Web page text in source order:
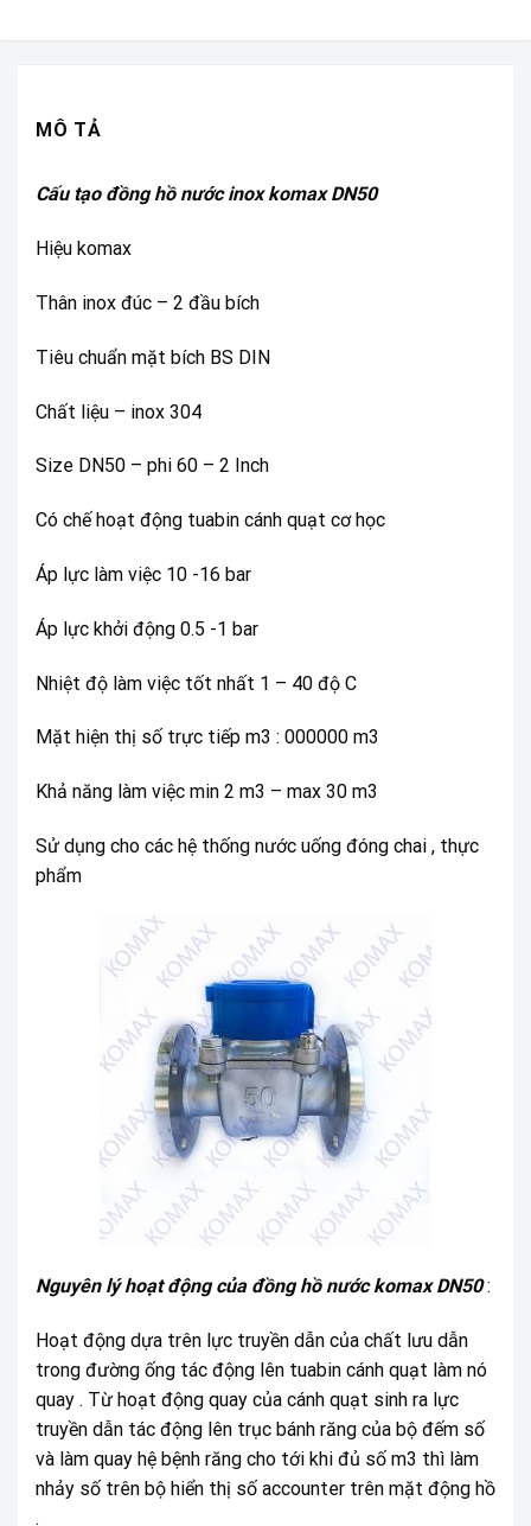
MÔ TẢ
Cấu tạo đồng hồ nước inox komax DN50
Hiệu komax
Thân inox đúc – 2 đầu bích
Tiêu chuẩn mặt bích BS DIN
Chất liệu – inox 304
Size DN50 – phi 60 – 2 Inch
Có chế hoạt động tuabin cánh quạt cơ học
Áp lực làm việc 10 -16 bar
Áp lực khởi động 0.5 -1 bar
Nhiệt độ làm việc tốt nhất 1 – 40 độ C
Mặt hiện thị số trực tiếp m3 : 000000 m3
Khả năng làm việc min 2 m3 – max 30 m3
Sử dụng cho các hệ thống nước uống đóng chai , thực
phẩm
Nguyên lý hoạt động của đồng hồ nước komax DN50 :
Hoạt động dựa trên lực truyền dẫn của chất lưu dẫn
trong đường ống tác động lên tuabin cánh quạt làm nó
quay . Từ hoạt động quay của cánh quạt sinh ra lực
truyền dẫn tác động lên trục bánh răng của bộ đếm số
và làm quay hệ bệnh răng cho tới khi đủ số m3 thì làm
nhảy số trên bộ hiển thị số accounter trên mặt động hồ
.